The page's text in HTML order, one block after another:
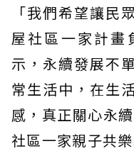
「我們希望讓民
屋社區一家計畫
示，永續發展不
常生活中，在生
感，真正關心永
社區一家親子共